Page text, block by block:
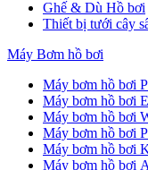
Ghế & Dù Hồ bơi
Thiết bị tưới cây
Máy Bơm hồ bơi
Máy bơm hồ bơi
Máy bơm hồ bơi
Máy bơm hồ bơi
Máy bơm hồ bơi
Máy bơm hồ bơi
Máy bơm hồ bơi